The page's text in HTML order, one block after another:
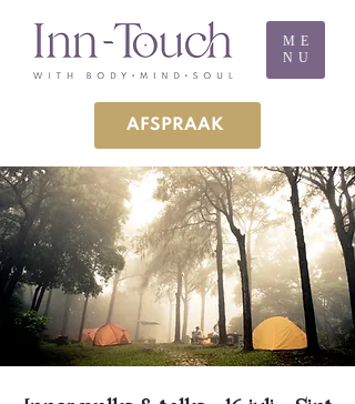
ME
NU
AFSPRAAK